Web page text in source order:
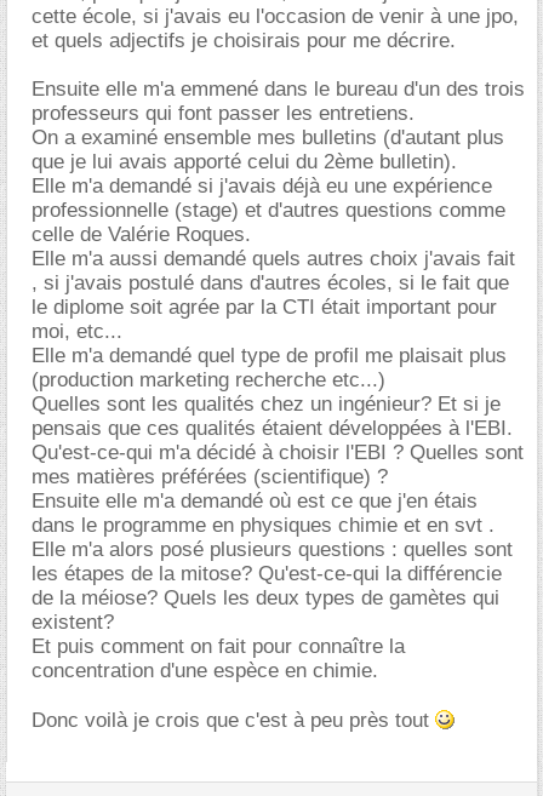
cette école, si j'avais eu l'occasion de venir à une jpo,
et quels adjectifs je choisirais pour me décrire.
Ensuite elle m'a emmené dans le bureau d'un des trois
professeurs qui font passer les entretiens.
On a examiné ensemble mes bulletins (d'autant plus
que je lui avais apporté celui du 2ème bulletin).
Elle m'a demandé si j'avais déjà eu une expérience
professionnelle (stage) et d'autres questions comme
celle de Valérie Roques.
Elle m'a aussi demandé quels autres choix j'avais fait
, si j'avais postulé dans d'autres écoles, si le fait que
le diplome soit agrée par la CTI était important pour
moi, etc...
Elle m'a demandé quel type de profil me plaisait plus
(production marketing recherche etc...)
Quelles sont les qualités chez un ingénieur? Et si je
pensais que ces qualités étaient développées à l'EBI.
Qu'est-ce-qui m'a décidé à choisir l'EBI ? Quelles sont
mes matières préférées (scientifique) ?
Ensuite elle m'a demandé où est ce que j'en étais
dans le programme en physiques chimie et en svt .
Elle m'a alors posé plusieurs questions : quelles sont
les étapes de la mitose? Qu'est-ce-qui la différencie
de la méiose? Quels les deux types de gamètes qui
existent?
Et puis comment on fait pour connaître la
concentration d'une espèce en chimie.
Donc voilà je crois que c'est à peu près tout